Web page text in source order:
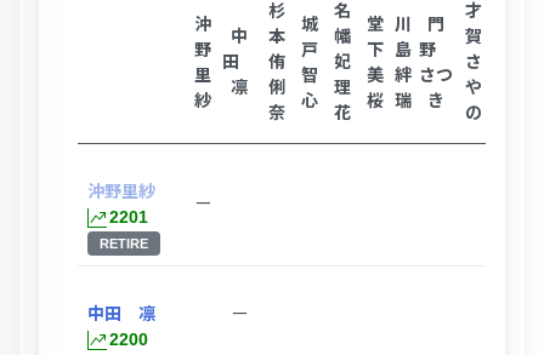
沖
野
里
紗
中
田
凛
杉
本
侑
俐
奈
城
戸
智
心
名
幡
妃
理
花
堂
下
美
桜
川
島
絆
瑞
門
野
さつ
き
才
賀
さ
や
の
沖野里紗
2201
RETIRE
ー
中田 凛
2200
ー